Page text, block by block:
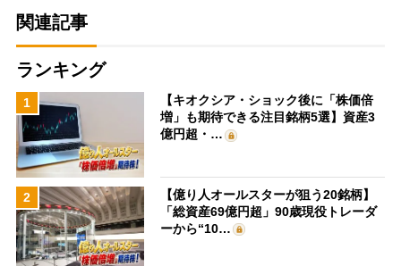
関連記事
ランキング
1
【キオクシア・ショック後に「株価倍
増」も期待できる注目銘柄5選】資産3
億円超・…
2
【億り人オールスターが狙う20銘柄】
「総資産69億円超」90歳現役トレーダ
ーから“10…